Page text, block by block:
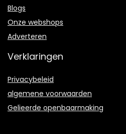
Blogs
Onze webshops
Adverteren
Verklaringen
Privacybeleid
algemene voorwaarden
Gelieerde openbaarmaking